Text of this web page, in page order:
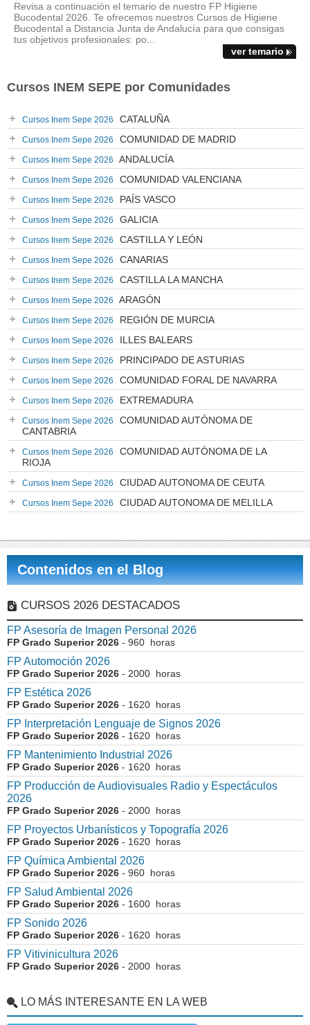
Revisa a continuación el temario de nuestro FP Higiene
Bucodental 2026. Te ofrecemos nuestros Cursos de Higiene
Bucodental a Distancia Junta de Andalucía para que consigas
tus objetivos profesionales: po...
ver temario
Cursos INEM SEPE por Comunidades
Cursos Inem Sepe 2026 CATALUÑA
Cursos Inem Sepe 2026 COMUNIDAD DE MADRID
Cursos Inem Sepe 2026 ANDALUCÍA
Cursos Inem Sepe 2026 COMUNIDAD VALENCIANA
Cursos Inem Sepe 2026 PAÍS VASCO
Cursos Inem Sepe 2026 GALICIA
Cursos Inem Sepe 2026 CASTILLA Y LEÓN
Cursos Inem Sepe 2026 CANARIAS
Cursos Inem Sepe 2026 CASTILLA LA MANCHA
Cursos Inem Sepe 2026 ARAGÓN
Cursos Inem Sepe 2026 REGIÓN DE MURCIA
Cursos Inem Sepe 2026 ILLES BALEARS
Cursos Inem Sepe 2026 PRINCIPADO DE ASTURIAS
Cursos Inem Sepe 2026 COMUNIDAD FORAL DE NAVARRA
Cursos Inem Sepe 2026 EXTREMADURA
Cursos Inem Sepe 2026
COMUNIDAD AUTÓNOMA DE
CANTABRIA
Cursos Inem Sepe 2026
COMUNIDAD AUTÓNOMA DE LA
RIOJA
Cursos Inem Sepe 2026 CIUDAD AUTONOMA DE CEUTA
Cursos Inem Sepe 2026 CIUDAD AUTONOMA DE MELILLA
Contenidos en el Blog
CURSOS 2026 DESTACADOS
FP Asesoría de Imagen Personal 2026
FP Grado Superior 2026 - 960 horas
FP Automoción 2026
FP Grado Superior 2026 - 2000 horas
FP Estética 2026
FP Grado Superior 2026 - 1620 horas
FP Interpretación Lenguaje de Signos 2026
FP Grado Superior 2026 - 1620 horas
FP Mantenimiento Industrial 2026
FP Grado Superior 2026 - 1620 horas
FP Producción de Audiovisuales Radio y Espectáculos
2026
FP Grado Superior 2026 - 2000 horas
FP Proyectos Urbanísticos y Topografía 2026
FP Grado Superior 2026 - 1620 horas
FP Química Ambiental 2026
FP Grado Superior 2026 - 960 horas
FP Salud Ambiental 2026
FP Grado Superior 2026 - 1600 horas
FP Sonido 2026
FP Grado Superior 2026 - 1620 horas
FP Vitivinicultura 2026
FP Grado Superior 2026 - 2000 horas
LO MÁS INTERESANTE EN LA WEB